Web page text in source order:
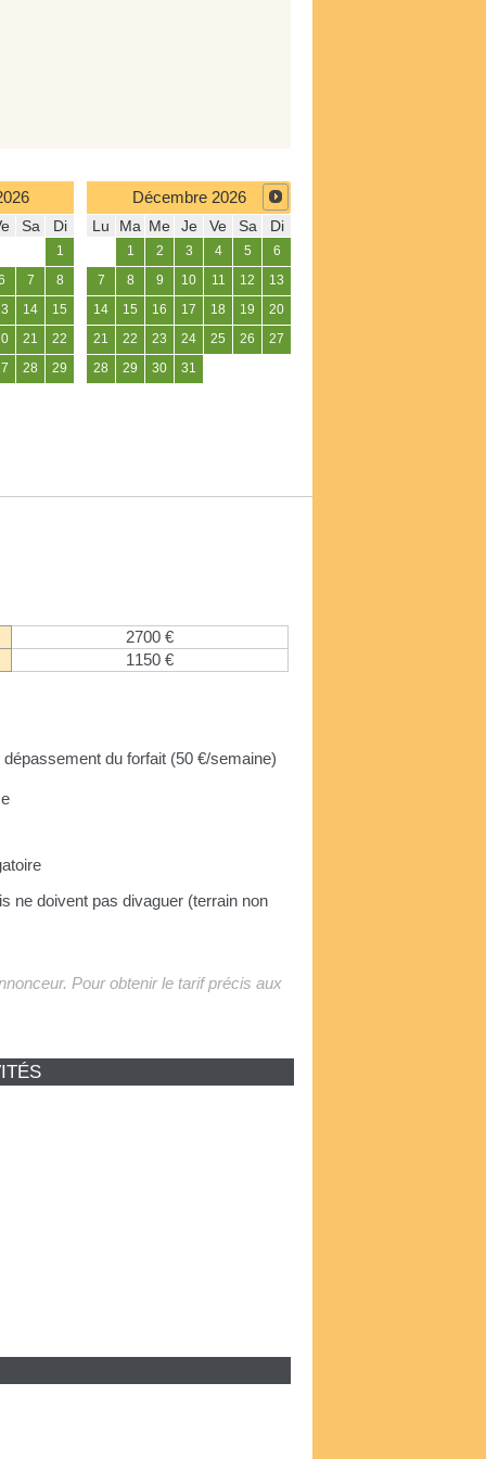
Sa Di
1
7 8
14 15
21 22
28 29
Décembre 2026
Lu Ma Me Je Ve Sa Di
1 2 3 4 5 6
7 8 9 10 11 12 13
14 15 16 17 18 19 20
21 22 23 24 25 26 27
28 29 30 31
2700 €
1150 €
du forfait (50 €/semaine)
ne doivent pas divaguer (terrain non
Pour obtenir le tarif précis aux